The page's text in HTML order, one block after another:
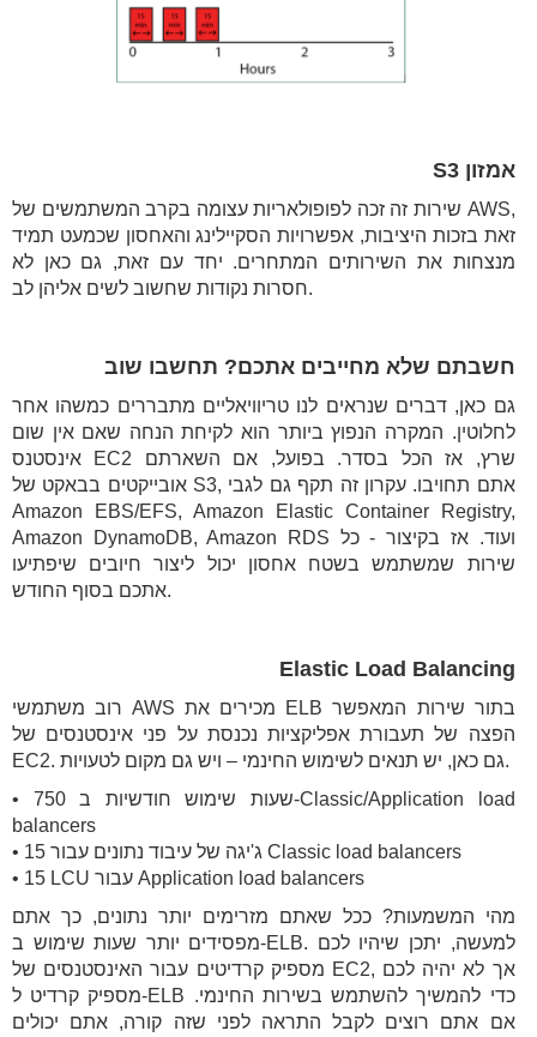
אמזון S3
שירות זה זכה לפופולאריות עצומה בקרב המשתמשים של AWS,
זאת בזכות היציבות, אפשרויות הסקיילינג והאחסון שכמעט תמיד
מנצחות את השירותים המתחרים. יחד עם זאת, גם כאן לא
חסרות נקודות שחשוב לשים אליהן לב.
חשבתם שלא מחייבים אתכם? תחשבו שוב
גם כאן, דברים שנראים לנו טריוויאליים מתבררים כמשהו אחר
לחלוטין. המקרה הנפוץ ביותר הוא לקיחת הנחה שאם אין שום
אינסטנס EC2 שרץ, אז הכל בסדר. בפועל, אם השארתם
אובייקטים בבאקט של S3, אתם תחויבו. עקרון זה תקף גם לגבי
Amazon EBS/EFS, Amazon Elastic Container Registry,
Amazon DynamoDB, Amazon RDS ועוד. אז בקיצור - כל
שירות שמשתמש בשטח אחסון יכול ליצור חיובים שיפתיעו
אתכם בסוף החודש.
Elastic Load Balancing
רוב משתמשי AWS מכירים את ELB בתור שירות המאפשר
הפצה של תעבורת אפליקציות נכנסת על פני אינסטנסים של
EC2. גם כאן, יש תנאים לשימוש החינמי – ויש גם מקום לטעויות.
• 750 שעות שימוש חודשיות ב-Classic/Application load
balancers
• 15 ג'יגה של עיבוד נתונים עבור Classic load balancers
• 15 LCU עבור Application load balancers
מהי המשמעות? ככל שאתם מזרימים יותר נתונים, כך אתם
מפסידים יותר שעות שימוש ב-ELB. למעשה, יתכן שיהיו לכם
מספיק קרדיטים עבור האינסטנסים של EC2, אך לא יהיה לכם
מספיק קרדיט ל-ELB כדי להמשיך להשתמש בשירות החינמי.
אם אתם רוצים לקבל התראה לפני שזה קורה, אתם יכולים